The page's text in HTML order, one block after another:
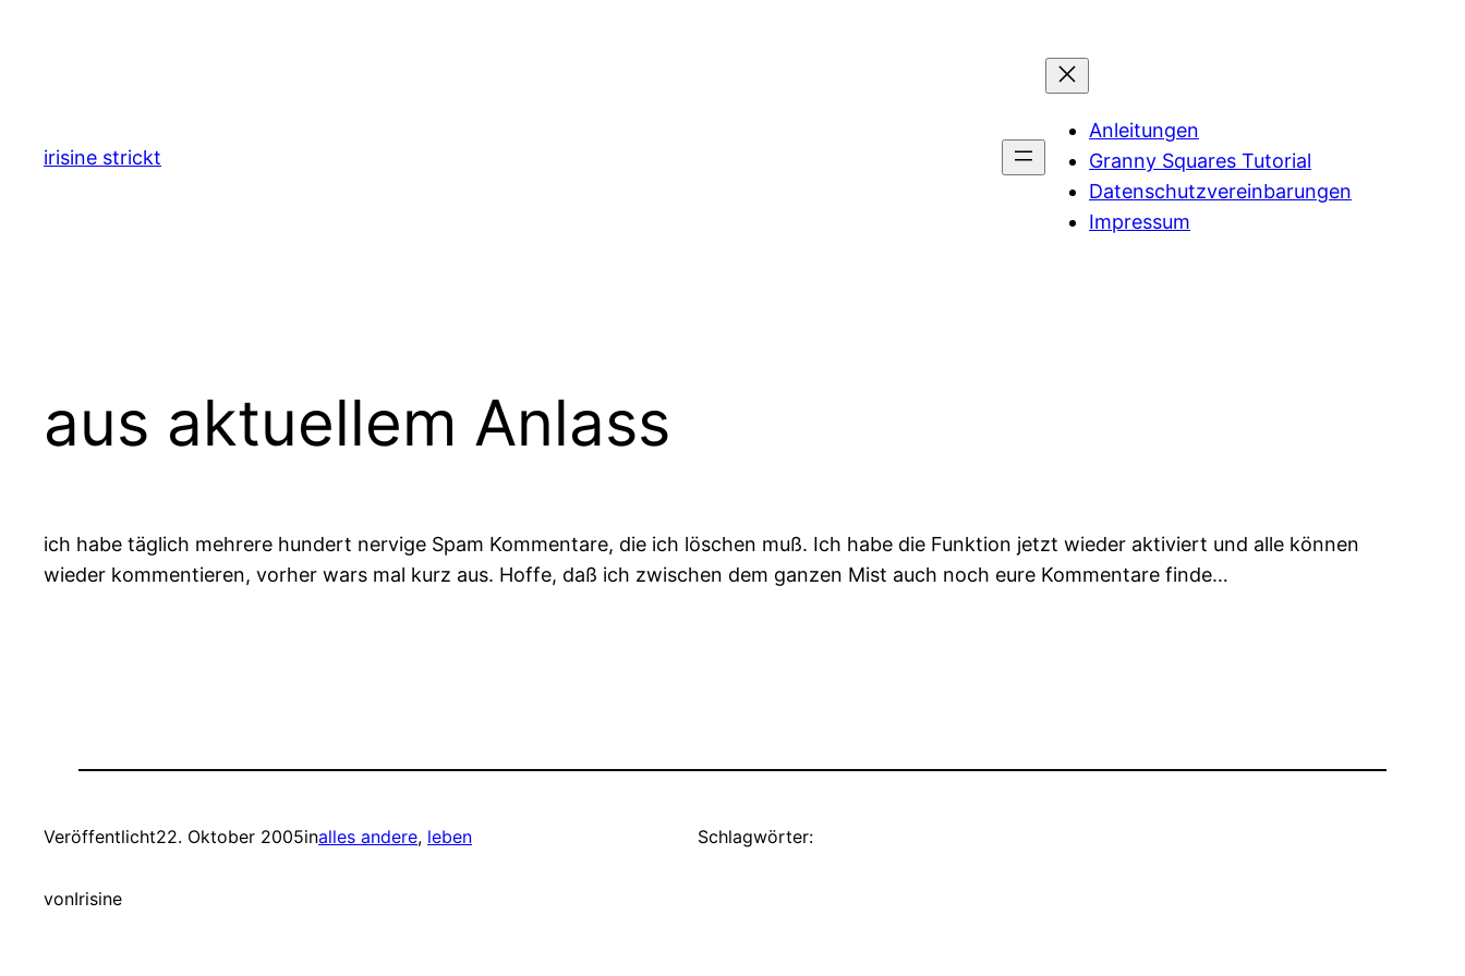
irisine strickt
Anleitungen
Granny Squares Tutorial
Datenschutzvereinbarungen
Impressum
aus aktuellem Anlass
ich habe täglich mehrere hundert nervige Spam Kommentare, die ich löschen muß. Ich habe die Funktion jetzt wieder aktiviert und alle können
wieder kommentieren, vorher wars mal kurz aus. Hoffe, daß ich zwischen dem ganzen Mist auch noch eure Kommentare finde…
Veröffentlicht22. Oktober 2005inalles andere, leben
vonIrisine
Schlagwörter: